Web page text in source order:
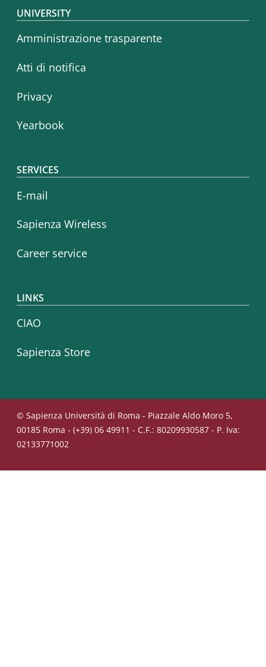
Footer menu
UNIVERSITY
Amministrazione trasparente
Atti di notifica
Privacy
Yearbook
SERVICES
E-mail
Sapienza Wireless
Career service
LINKS
CIAO
Sapienza Store
© Sapienza Università di Roma - Piazzale Aldo Moro 5,
00185 Roma - (+39) 06 49911 - C.F.: 80209930587 - P. Iva:
02133771002